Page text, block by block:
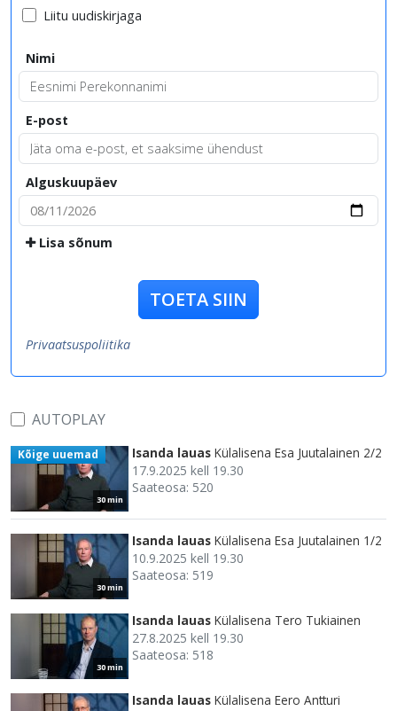
Liitu uudiskirjaga
Nimi
E-post
Alguskuupäev
Lisa sõnum
TOETA SIIN
Privaatsuspoliitika
AUTOPLAY
30 min
Kõige uuemad Isanda lauas Külalisena Esa Juutalainen 2/2
17.9.2025 kell 19.30
Saateosa: 520
30 min
Isanda lauas Külalisena Esa Juutalainen 1/2
10.9.2025 kell 19.30
Saateosa: 519
30 min
Isanda lauas Külalisena Tero Tukiainen
27.8.2025 kell 19.30
Saateosa: 518
Isanda lauas Külalisena Eero Antturi